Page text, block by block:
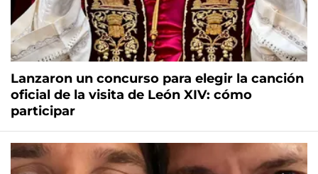
Lanzaron un concurso para elegir la canción
oficial de la visita de León XIV: cómo
participar